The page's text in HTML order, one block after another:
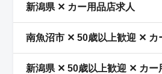
新潟県 ✕ カー用品店求人
南魚沼市 ✕ 50歳以上歓迎 ✕ カ
新潟県 ✕ 50歳以上歓迎 ✕ カー